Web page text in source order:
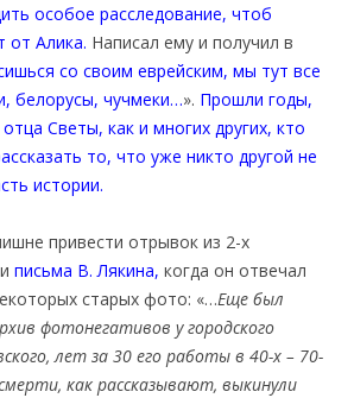
особое расследование, чтоб
от Алика. Написал ему и получил в
со своим еврейским, мы тут все
белорусы, чучмеки…». Прошли годы,
Светы, как и многих других, кто
то, что уже никто другой не
истории.
привести отрывок из 2-х
письма В. Лякина, когда он отвечал
старых фото: «…Еще был
фотонегативов у городского
лет за 30 его работы в 40-х – 70-
как рассказывают, выкинули